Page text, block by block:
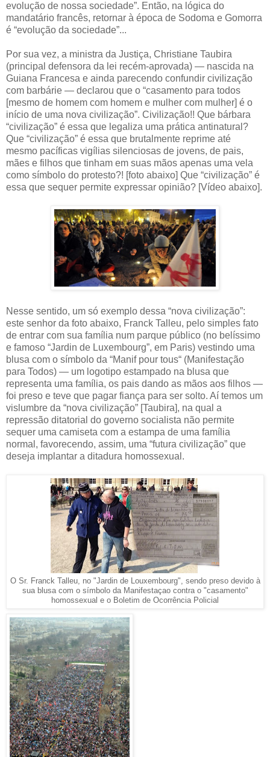
evolução de nossa sociedade”. Então, na lógica do
mandatário francês, retornar à época de Sodoma e Gomorra
é “evolução da sociedade”...
Por sua vez, a ministra da Justiça, Christiane Taubira
(principal defensora da lei recém-aprovada) — nascida na
Guiana Francesa e ainda parecendo confundir civilização
com barbárie — declarou que o “casamento para todos
[mesmo de homem com homem e mulher com mulher] é o
início de uma nova civilização”. Civilização!! Que bárbara
“civilização” é essa que legaliza uma prática antinatural?
Que “civilização” é essa que brutalmente reprime até
mesmo pacíficas vigílias silenciosas de jovens, de pais,
mães e filhos que tinham em suas mãos apenas uma vela
como símbolo do protesto?! [foto abaixo] Que “civilização” é
essa que sequer permite expressar opinião? [Vídeo abaixo].
Nesse sentido, um só exemplo dessa “nova civilização”:
este senhor da foto abaixo, Franck Talleu, pelo simples fato
de entrar com sua família num parque público (no belíssimo
e famoso “Jardin de Luxembourg”, em Paris) vestindo uma
blusa com o símbolo da “Manif pour tous“ (Manifestação
para Todos) — um logotipo estampado na blusa que
representa uma família, os pais dando as mãos aos filhos —
foi preso e teve que pagar fiança para ser solto. Aí temos um
vislumbre da “nova civilização” [Taubira], na qual a
repressão ditatorial do governo socialista não permite
sequer uma camiseta com a estampa de uma família
normal, favorecendo, assim, uma “futura civilização” que
deseja implantar a ditadura homossexual.
O Sr. Franck Talleu, no "Jardin de Louxembourg", sendo preso devido à
sua blusa com o símbolo da Manifestaçao contra o "casamento"
homossexual e o Boletim de Ocorrência Policial